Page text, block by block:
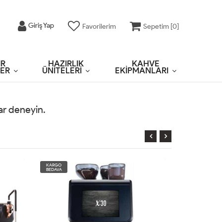
Giriş Yap Favorilerim Sepetim [0]
HAZIRLIK
ÜNİTELERİ
KAHVE
EKİPMANLARI
deneyin.
KARGO
BEDAVA